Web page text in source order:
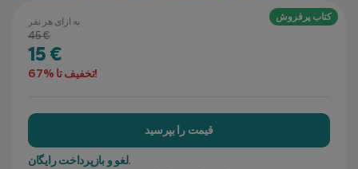
به ازای هر نفر
45 €
15 €
تخفیف تا %67!
کتاب پرفروش
قیمت را بپرسید
لغو و بازپرداخت رایگان.